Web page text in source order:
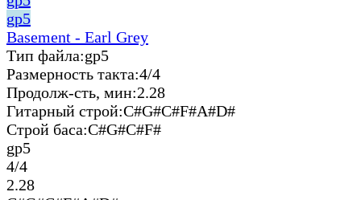
gp5
Basement - Earl Grey
Тип файла:gp5
Размерность такта:4/4
Продолж-сть, мин:2.28
Гитарный строй:C#G#C#F#A#D#
Строй баса:C#G#C#F#
gp5
4/4
2.28